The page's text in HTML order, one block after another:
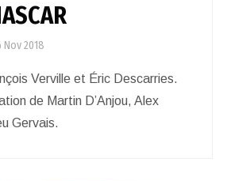
Nov 2018
Verville et Éric Descarries.
de Martin D’Anjou, Alex
Gervais.